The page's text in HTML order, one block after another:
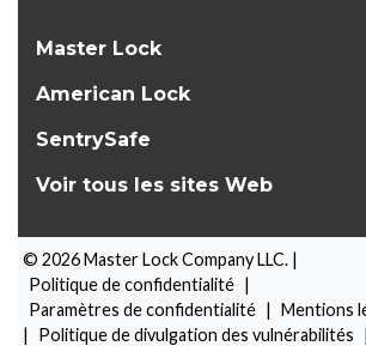
Master Lock
American Lock
SentrySafe
Voir tous les sites Web
© 2026Master Lock Company LLC. |
Politique de confidentialité |
Paramètres de confidentialité | Mentions
|
Politique de divulgation des vulnérabilités |